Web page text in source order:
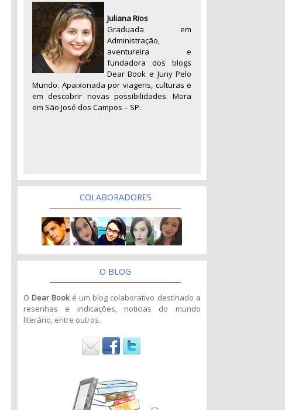
Juliana Rios
Graduada em
Administração,
aventureira e
fundadora dos blogs
Dear Book e Juny Pelo
Mundo. Apaixonada por viagens, culturas e
em descobrir novas possibilidades. Mora
em São José dos Campos – SP.
COLABORADORES
O BLOG
O Dear Book é um blog colaborativo destinado a
resenhas e indicações, noticias do mundo
literário, entre outros.